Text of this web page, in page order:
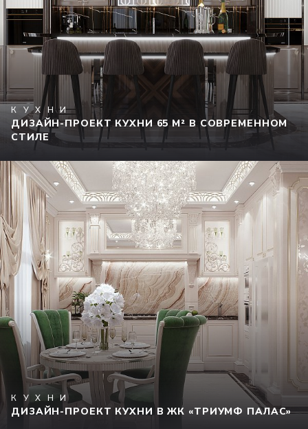
КУХНИ
ДИЗАЙН-ПРОЕКТ КУХНИ 65 М² В СОВРЕМЕННОМ
СТИЛЕ
КУХНИ
ДИЗАЙН-ПРОЕКТ КУХНИ В ЖК «ТРИУМФ ПАЛАС»